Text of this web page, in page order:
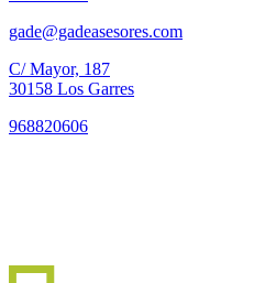
gade@gadeasesores.com
C/ Mayor, 187
30158 Los Garres
968820606